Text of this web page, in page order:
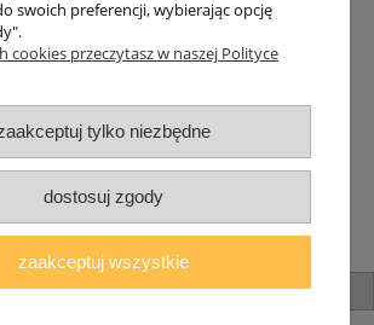
GLS
DPD
Zarejestruj się /Zaloguj się
- 2026
pełną wersję strony
swoich preferencji, wybierając opcję
cookies przeczytasz w naszej Polityce
tylko niezbędne
dostosuj zgody
zaakceptuj wszystkie